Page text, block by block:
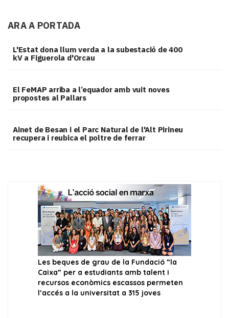
ARA A PORTADA
L'Estat dona llum verda a la subestació de 400
kV a Figuerola d'Orcau
El FeMAP arriba a l’equador amb vuit noves
propostes al Pallars
Ainet de Besan i el Parc Natural de l'Alt Pirineu
recupera i reubica el poltre de ferrar